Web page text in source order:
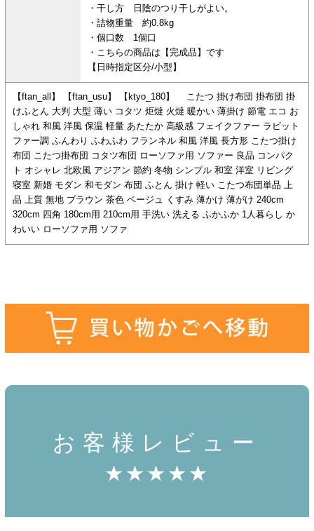
・干し方 日陰のつり干しがよい。
・詰物重量 約0.8kg
・個口数 1個口
・こちらの商品は【完成品】です
【日時指定区分/小型】
【ftan_all】 【ftan_usu】 【ktyo_180】 こたつ 掛け布団 掛布団 掛
けふとん 大判 大型 薄い コタツ 炬燵 火燵 暖かい 薄掛け 節電 エコ お
しゃれ 和風 洋風 保温 軽量 あたたか 高級感 フェイクファー ラビット
ファー調 ふんわり ふわふわ フランネル 和風 洋風 長方形 こたつ掛け
布団 こたつ掛布団 コタツ布団 ローソファ用 ソファー 良品 コンパク
ト オシャレ 北欧風 アジアン 節約 冬物 シンプル 和室 洋室 リビング
寝室 新婚 モダン 和モダン 布団 ふとん 掛け 軽い こたつ布団単品 上
品 上質 無地 ブラウン 茶色 ベージュ くすみ 薄かけ 薄がけ 240cm
320cm 四角 180cm用 210cm用 手洗い 洗える ふかふか 1人暮らし か
わいい ローソファ用 ソファ
お客様レビュー
★★★★★